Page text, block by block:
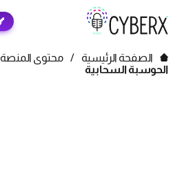
الصفحة الرئيسية / محتوى المنصة
الحوسبة السحابية